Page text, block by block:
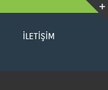
İLETIŞIM